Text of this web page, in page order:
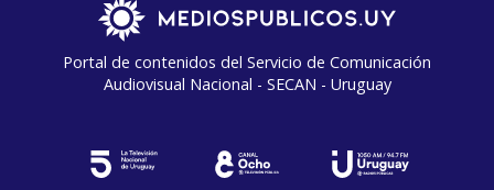
Portal de contenidos del Servicio de Comunicación
Audiovisual Nacional - SECAN - Uruguay